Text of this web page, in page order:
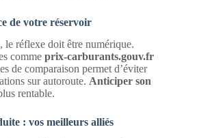
de votre réservoir
le réflexe doit être numérique.
comme prix-carburants.gouv.fr
de comparaison permet d’éviter
sur autoroute. Anticiper son
rentable.
: vos meilleurs alliés